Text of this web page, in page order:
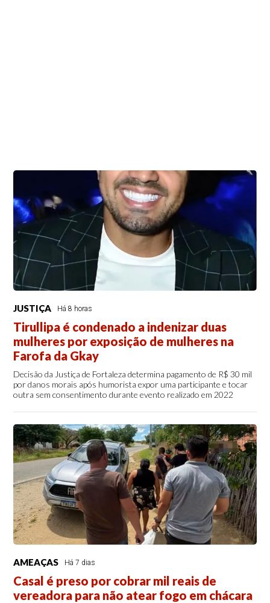
JUSTIÇA Há 8 horas
Tirullipa é condenado a indenizar duas
mulheres por exposição de mulheres na
Farofa da Gkay
Decisão da Justiça de Fortaleza determina pagamento de R$ 30 mil
por danos morais após humorista expor uma participante e tocar
outra sem consentimento durante evento realizado em 2022
AMEAÇAS Há 7 dias
Casal é preso por cobrar mil reais de
vereadora para não atear fogo em chácara